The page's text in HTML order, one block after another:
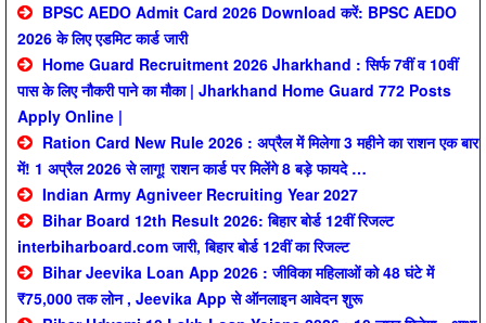
BPSC AEDO Admit Card 2026 Download करें: BPSC AEDO
2026 के लिए एडमिट कार्ड जारी
Home Guard Recruitment 2026 Jharkhand : सिर्फ 7वीं व 10वीं
पास के लिए नौकरी पाने का मौका | Jharkhand Home Guard 772 Posts
Apply Online |
Ration Card New Rule 2026 : अप्रैल में मिलेगा 3 महीने का राशन एक बार
में! 1 अप्रैल 2026 से लागू! राशन कार्ड पर मिलेंगे 8 बड़े फायदे …
Indian Army Agniveer Recruiting Year 2027
Bihar Board 12th Result 2026: बिहार बोर्ड 12वीं रिजल्ट
interbiharboard.com जारी, बिहार बोर्ड 12वीं का रिजल्ट
Bihar Jeevika Loan App 2026 : जीविका महिलाओं को 48 घंटे में
₹75,000 तक लोन , Jeevika App से ऑनलाइन आवेदन शुरू